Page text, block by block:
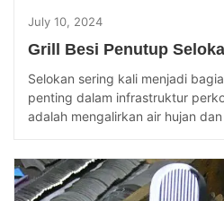
July 10, 2024
Grill Besi Penutup
Selokan sering kali menjadi
penting dalam infrastruktur
adalah mengalirkan air hujan